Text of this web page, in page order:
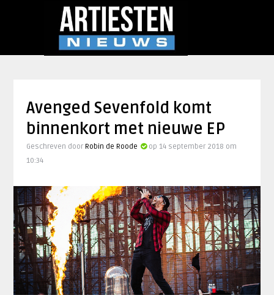
Avenged Sevenfold komt
binnenkort met nieuwe EP
Geschreven door Robin de Roode
op 14 september 2018 om
10:34